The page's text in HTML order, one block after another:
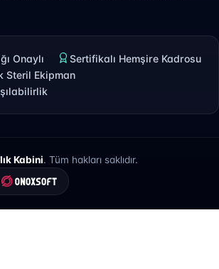
Onaylı
Sertifikalı Hemşire Kadrosu
Steril Ekipman
Kabini. Tüm hakları saklıdır.